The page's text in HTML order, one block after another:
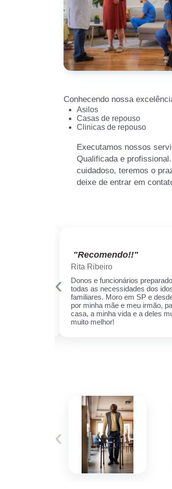
Conhecendo nossa
Asilos
Casas de repouso
Clinicas de repouso
Executamos nossos
Qualificada e
cuidadoso, teremos o
deixe de entrar em
"Recomendo!!"
Rita Ribeiro
Donos e funcionários
todas as necessidades dos
familiares. Moro em SP e
por minha mãe e meu irmão,
casa, a minha vida e a deles
muito melhor!
‹
‹